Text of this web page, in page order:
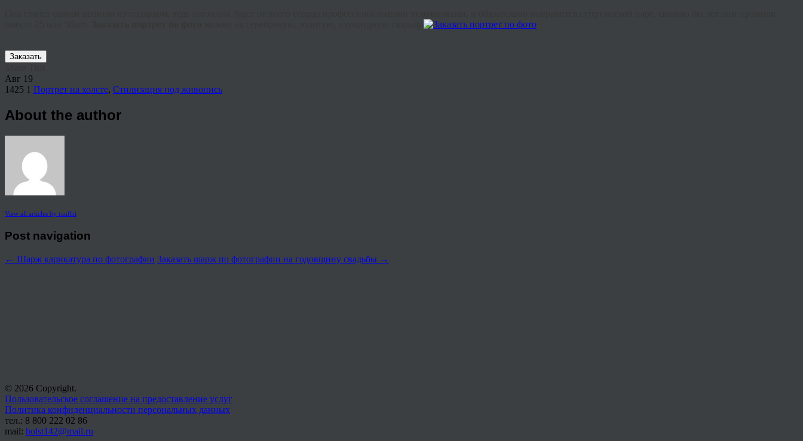
Заказать
Авг 19
1425 1 Портрет на холсте, Стилизация под живопись
About the author
View all articles by rauffri
Post navigation
← Шарж карикатура по фотографии Заказать шарж по фотографии на годовщину свадьбы →
© 2026 Copyright.
Пользовательское соглашение на предоставление услуг
Политика конфиденциальности персональных данных
тел.: 8 800 222 02 86
mail: holst142@mail.ru